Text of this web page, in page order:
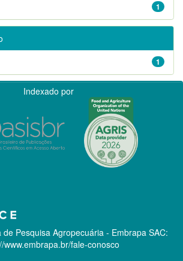
1
1
Indexado por
de Pesquisa Agropecuária - Embrapa SAC:
www.embrapa.br/fale-conosco